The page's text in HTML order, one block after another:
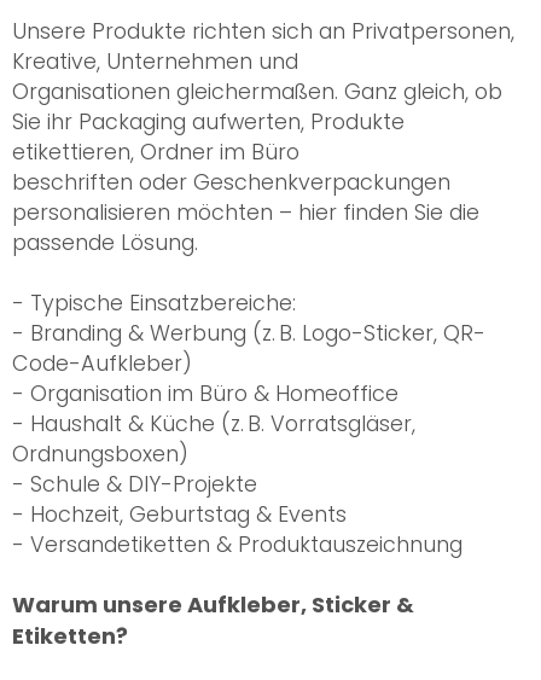
Unsere Produkte richten sich an Privatpersonen,
Kreative, Unternehmen und
Organisationen gleichermaßen. Ganz gleich, ob
Sie ihr Packaging aufwerten, Produkte
etikettieren, Ordner im Büro
beschriften oder Geschenkverpackungen
personalisieren möchten – hier finden Sie die
passende Lösung.
- Typische Einsatzbereiche:
- Branding & Werbung (z. B. Logo-Sticker, QR-
Code-Aufkleber)
- Organisation im Büro & Homeoffice
- Haushalt & Küche (z. B. Vorratsgläser,
Ordnungsboxen)
- Schule & DIY-Projekte
- Hochzeit, Geburtstag & Events
- Versandetiketten & Produktauszeichnung
Warum unsere Aufkleber, Sticker &
Etiketten?